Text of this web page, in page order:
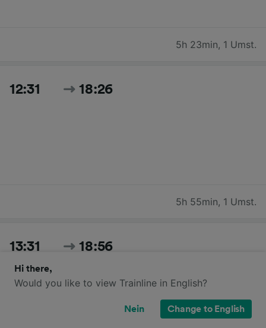
5h 23min, 1 Umst.
12:31 18:26
5h 55min, 1 Umst.
13:31 18:56
Hi there,
Would you like to view Trainline in English?
Nein Change to English